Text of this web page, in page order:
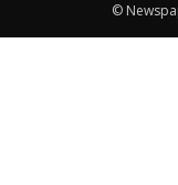
©